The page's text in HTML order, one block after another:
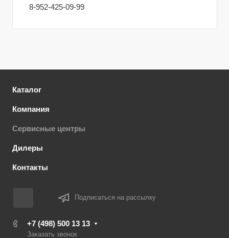
8-952-425-09-99
Каталог
Компания
Сервисные центры
Дилеры
Контакты
Подписаться на рассылку
+7 (498) 500 13 13
Заказать звонок